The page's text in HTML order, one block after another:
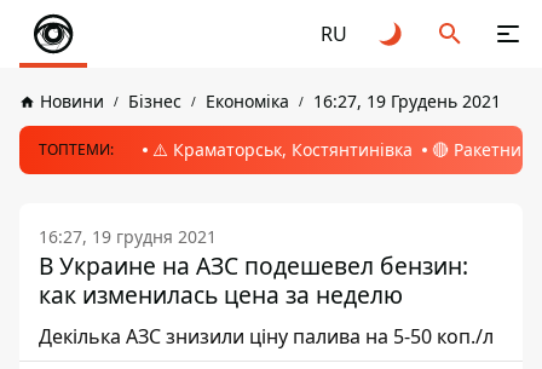
RU
Новини Бізнес Економіка 16:27, 19 Грудень 2021
ТОПТЕМИ: ⚠️ Краматорськ, Костянтинівка 🔴 Ракетний
16:27, 19 грудня 2021
В Украине на АЗС подешевел бензин:
как изменилась цена за неделю
Декілька АЗС знизили ціну палива на 5-50 коп./л